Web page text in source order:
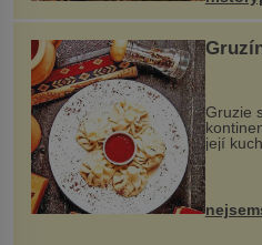
Gruzie
její